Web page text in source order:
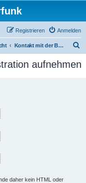
Anmelden
Registrieren
Kontakt mit der Board-Administration aufnehmen
c
aufnehmen
daher kein HTML oder